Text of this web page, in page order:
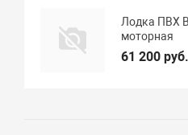
Лодка ПВХ
моторная
61 200 руб.